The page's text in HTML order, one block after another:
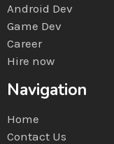
Android Dev
Game Dev
Career
Hire now
Navigation
Home
Contact Us